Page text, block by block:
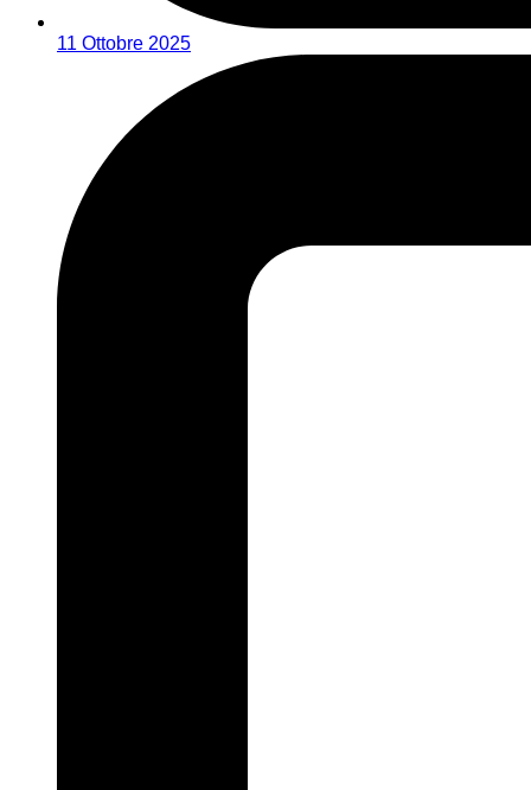
11 Ottobre 2025